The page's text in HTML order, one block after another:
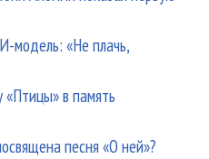
модель: «Не плачь,
«Птицы» в память
песня «О ней»?